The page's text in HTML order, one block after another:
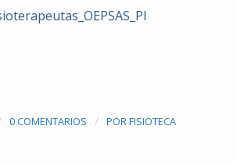
0 COMENTARIOS / PORFISIOTECA